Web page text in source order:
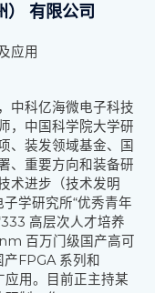
） 有限公司
应用
中科亿海微电子科技
，中国科学院大学研
、装发领域基金、国
、重要方向和装备研
术进步（技术发明
学研究所“优秀青年
高层次人才培养
百万门级国产高可
FPGA 系列和
应用。目前正主持某